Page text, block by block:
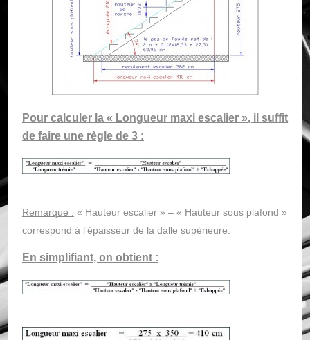
Pour calculer la « Longueur maxi escalier », il suffit
de faire une règle de 3 :
Remarque : « Hauteur escalier » – « Hauteur sous plafond »
correspond à l’épaisseur de la dalle supérieure.
En simplifiant, on obtient :